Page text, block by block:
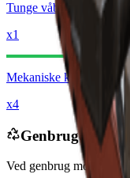
Tunge våbendele
x1
Mekaniske komponenter
x4
Genbruges til
Ved genbrug modtager du